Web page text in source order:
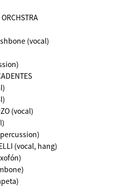
ORCHSTRA
(vocal)
(vocal)
(vocal, hang)